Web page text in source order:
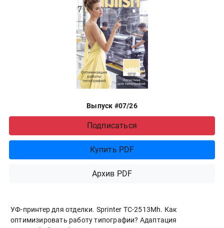
Выпуск #07/26
Подписаться
Купить PDF
Архив PDF
УФ-принтер для отделки. Sprinter ТС-2513Mh. Как
оптимизировать работу типографии? Адаптация